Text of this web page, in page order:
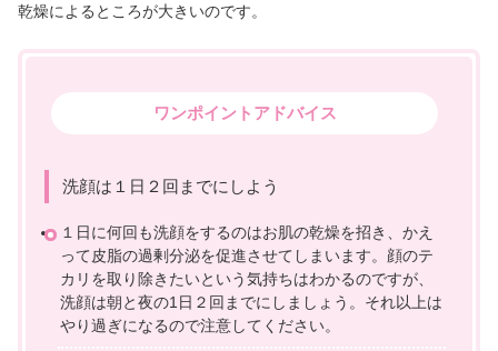
乾燥によるところが大きいのです。
ワンポイントアドバイス
洗顔は１日２回までにしよう
１日に何回も洗顔をするのはお肌の乾燥を招き、かえ
って皮脂の過剰分泌を促進させてしまいます。顔のテ
カリを取り除きたいという気持ちはわかるのですが、
洗顔は朝と夜の1日２回までにしましょう。それ以上は
やり過ぎになるので注意してください。